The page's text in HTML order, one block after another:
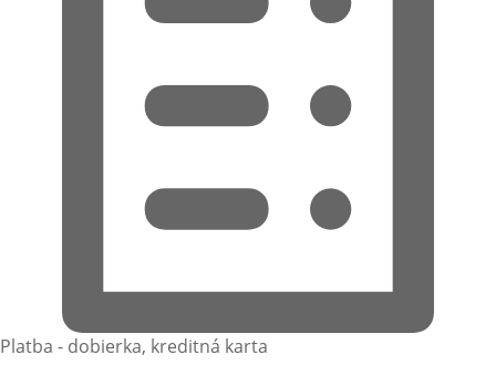
Platba - dobierka, kreditná karta